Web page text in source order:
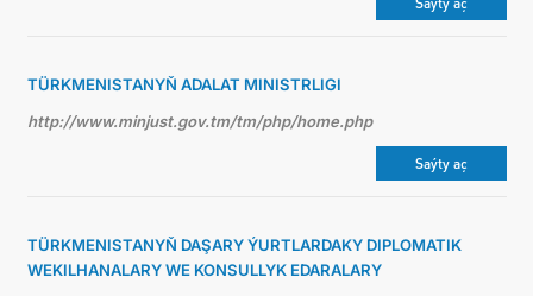
TÜRKMENISTANYŇ ADALAT MINISTRLIGI
http://www.minjust.gov.tm/tm/php/home.php
Saýty aç
TÜRKMENISTANYŇ DAŞARY ÝURTLARDAKY DIPLOMATIK
WEKILHANALARY WE KONSULLYK EDARALARY